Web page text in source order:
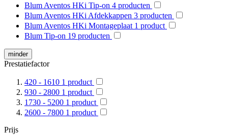
Blum Aventos HKi Tip-on 4 producten
Blum Aventos HKi Afdekkappen 3 producten
Blum Aventos HKi Montageplaat 1 product
Blum Tip-on 19 producten
minder
Prestatiefactor
420 - 1610 1 product
930 - 2800 1 product
1730 - 5200 1 product
2600 - 7800 1 product
Prijs